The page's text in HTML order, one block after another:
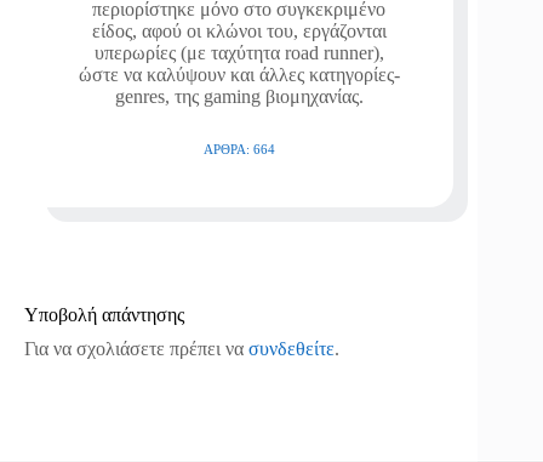
περιορίστηκε μόνο στο συγκεκριμένο
είδος, αφού οι κλώνοι του, εργάζονται
υπερωρίες (με ταχύτητα road runner),
ώστε να καλύψουν και άλλες κατηγορίες-
genres, της gaming βιομηχανίας.
ΆΡΘΡΑ: 664
Υποβολή απάντησης
Για να σχολιάσετε πρέπει να συνδεθείτε.